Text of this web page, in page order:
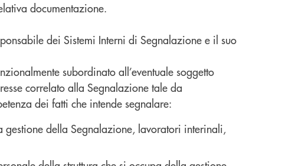
documentazione.
dei Sistemi Interni di Segnalazione e il suo
subordinato all’eventuale soggetto
correlato alla Segnalazione tale da
dei fatti che intende segnalare:
della Segnalazione, lavoratori interinali,